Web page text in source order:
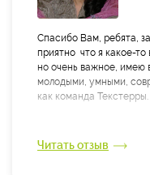
Спасибо Вам, ребята,
приятно что я какое-то
но очень важное, имею
молодыми, умными,
как команда Текстерры.
Читать отзыв